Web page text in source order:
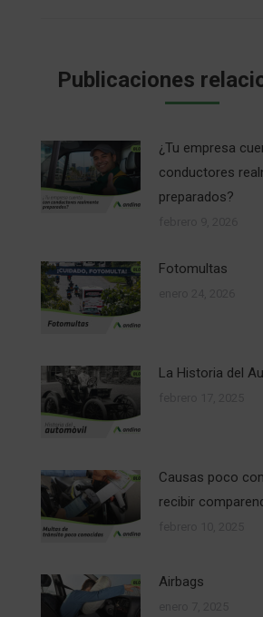
Publicaciones
¿Tu empresa
conductores
preparados?
Fotomultas
La Historia del
Causas poco
recibir
Airbags